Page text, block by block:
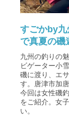
すごかby九
で真夏の磯
九州の釣りの
ビゲーター小
磯に渡り、エ
す。唐津市加
今回は女性磯
をご紹介。女
い。